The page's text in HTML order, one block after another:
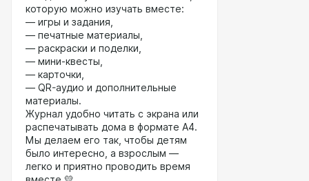
которую можно изучать вместе:
— игры и задания,
— печатные материалы,
— раскраски и поделки,
— мини-квесты,
— карточки,
— QR-аудио и дополнительные
материалы.
Журнал удобно читать с экрана или
распечатывать дома в формате А4.
Мы делаем его так, чтобы детям
было интересно, а взрослым —
легко и приятно проводить время